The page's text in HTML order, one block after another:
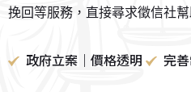
挽回等服務，直接尋求徵信社
政府立案｜價格透明 完